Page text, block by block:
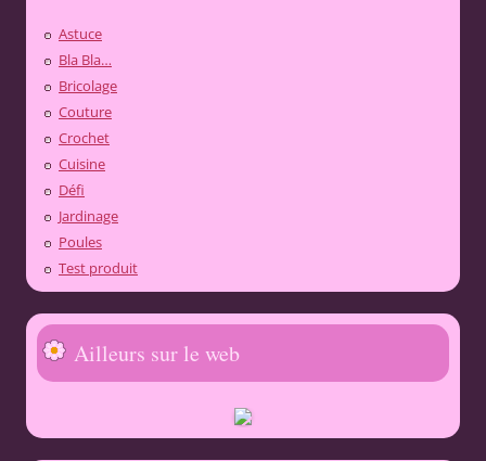
Astuce
Bla Bla…
Bricolage
Couture
Crochet
Cuisine
Défi
Jardinage
Poules
Test produit
Ailleurs sur le web